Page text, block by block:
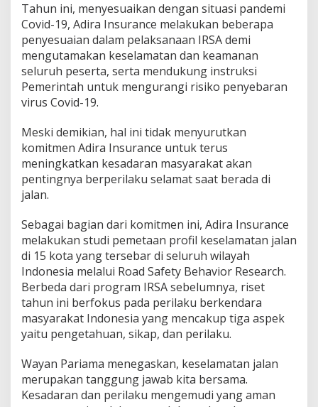
Tahun ini, menyesuaikan dengan situasi pandemi
Covid-19, Adira Insurance melakukan beberapa
penyesuaian dalam pelaksanaan IRSA demi
mengutamakan keselamatan dan keamanan
seluruh peserta, serta mendukung instruksi
Pemerintah untuk mengurangi risiko penyebaran
virus Covid-19.
Meski demikian, hal ini tidak menyurutkan
komitmen Adira Insurance untuk terus
meningkatkan kesadaran masyarakat akan
pentingnya berperilaku selamat saat berada di
jalan.
Sebagai bagian dari komitmen ini, Adira Insurance
melakukan studi pemetaan profil keselamatan jalan
di 15 kota yang tersebar di seluruh wilayah
Indonesia melalui Road Safety Behavior Research.
Berbeda dari program IRSA sebelumnya, riset
tahun ini berfokus pada perilaku berkendara
masyarakat Indonesia yang mencakup tiga aspek
yaitu pengetahuan, sikap, dan perilaku.
Wayan Pariama menegaskan, keselamatan jalan
merupakan tanggung jawab kita bersama.
Kesadaran dan perilaku mengemudi yang aman